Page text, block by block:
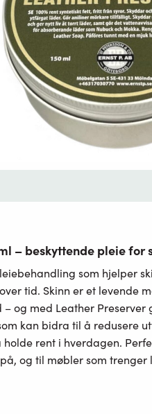
– beskyttende pleie for
som hjelper
tid. Skinn er et levende
og med Leather Preserver
kan bidra til å redusere
rent i hverdagen.
og til møbler som trenger